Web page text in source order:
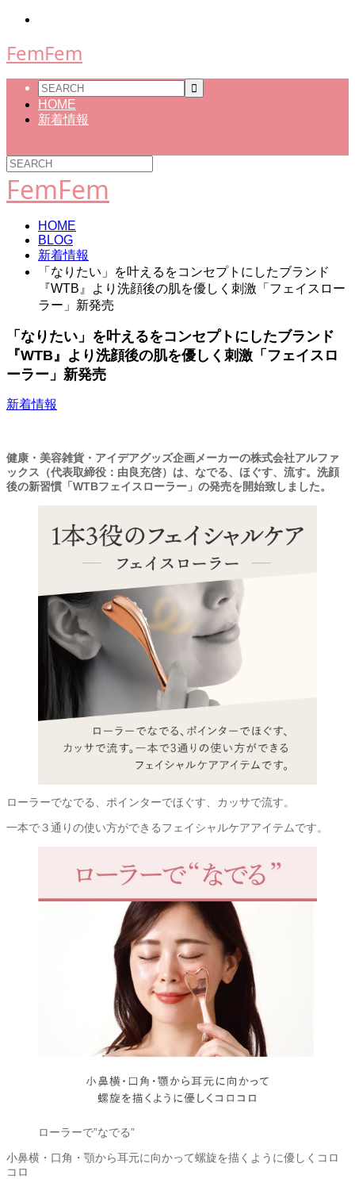
FemFem
HOME
新着情報
FemFem
HOME
BLOG
新着情報
「なりたい」を叶えるをコンセプトにしたブランド
『WTB』より洗顔後の肌を優しく刺激「フェイスロー
ラー」新発売
「なりたい」を叶えるをコンセプトにしたブランド
『WTB』より洗顔後の肌を優しく刺激「フェイスロ
ーラー」新発売
新着情報
健康・美容雑貨・アイデアグッズ企画メーカーの株式会社アルファ
ックス（代表取締役：由良充啓）は、なでる、ほぐす、流す。洗顔
後の新習慣「WTBフェイスローラー」の発売を開始致しました。
ローラーでなでる、ポインターでほぐす、カッサで流す。
一本で３通りの使い方ができるフェイシャルケアアイテムです。
ローラーで”なでる”
小鼻横・口角・顎から耳元に向かって螺旋を描くように優しくコロ
コロ